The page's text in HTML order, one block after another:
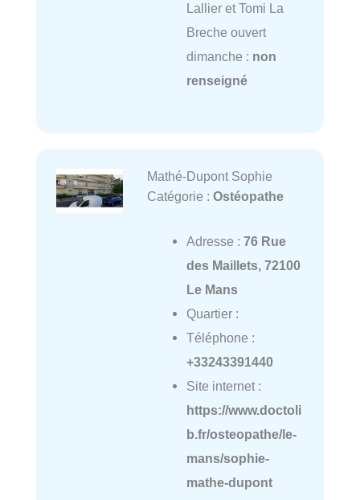
Lallier et Tomi La
Breche ouvert
dimanche : non
renseigné
Mathé-Dupont Sophie
Catégorie : Ostéopathe
Adresse : 76 Rue
des Maillets, 72100
Le Mans
Quartier :
Téléphone :
+33243391440
Site internet :
https://www.doctoli
b.fr/osteopathe/le-
mans/sophie-
mathe-dupont